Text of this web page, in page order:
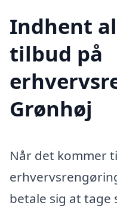
Indhent
tilbud på
Grønhøj
Når det kommer
betale sig at